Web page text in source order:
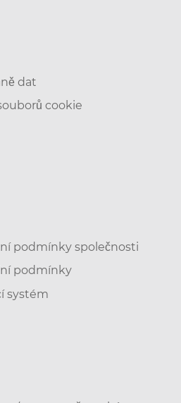
dat
cookie
podmínky společnosti
podmínky
systém